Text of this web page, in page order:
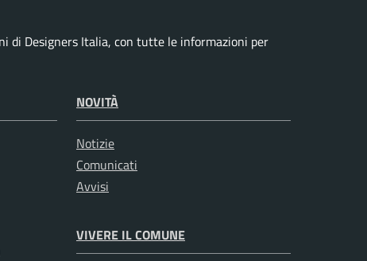
di Designers Italia, con tutte le informazioni per
NOVITÀ
Notizie
Comunicati
Avvisi
VIVERE IL COMUNE